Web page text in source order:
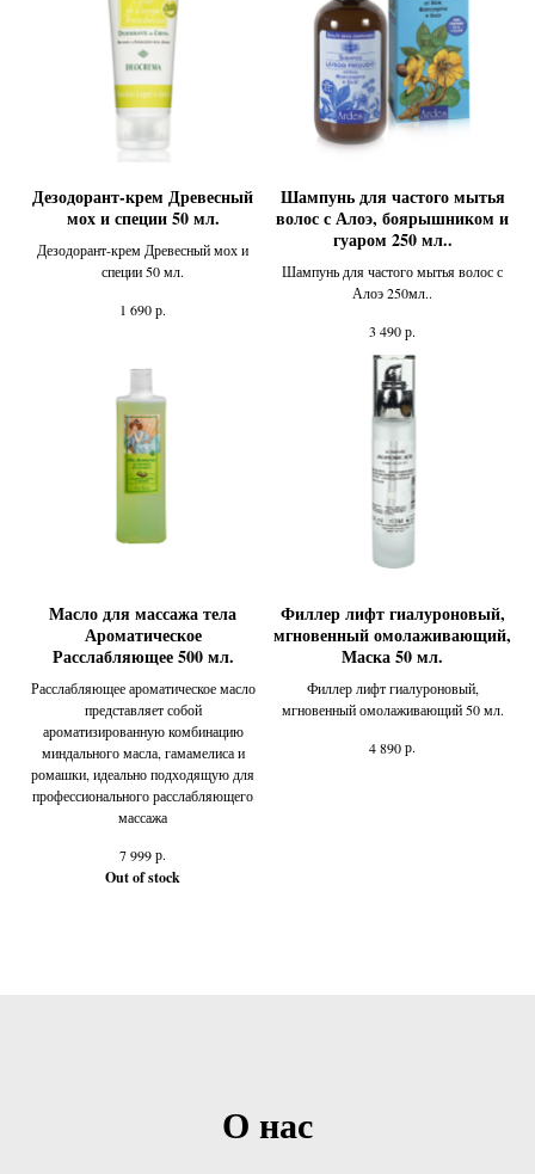
Дезодорант-крем Древесный
мох и специи 50 мл.
Дезодорант-крем Древесный мох и
специи 50 мл.
1 690р.
Шампунь для частого мытья
волос с Алоэ, боярышником и
гуаром 250 мл..
Шампунь для частого мытья волос с
Алоэ 250мл..
3 490р.
Масло для массажа тела
Ароматическое
Расслабляющее 500 мл.
Расслабляющее ароматическое масло
представляет собой
ароматизированную комбинацию
миндального масла, гамамелиса и
ромашки, идеально подходящую для
профессионального расслабляющего
массажа
7 999р.
Out of stock
Филлер лифт гиалуроновый,
мгновенный омолаживающий,
Маска 50 мл.
Филлер лифт гиалуроновый,
мгновенный омолаживающий 50 мл.
4 890р.
О нас